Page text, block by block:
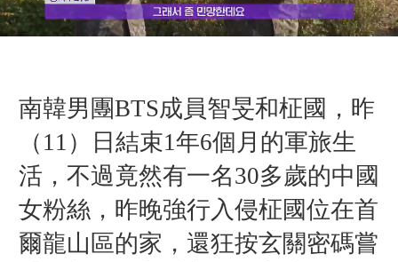
南韓男團BTS成員智旻和柾國，昨
（11）日結束1年6個月的軍旅生
活，不過竟然有一名30多歲的中國
女粉絲，昨晚強行入侵柾國位在首
爾龍山區的家，還狂按玄關密碼嘗